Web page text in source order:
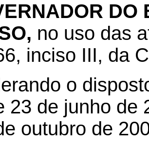
DO
no uso das
inciso III, da
o
23 de junho de
outubro de